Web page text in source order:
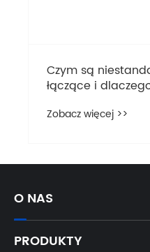
Czym są
łączące i
Zobacz więcej >>
O NAS
PRODUKTY